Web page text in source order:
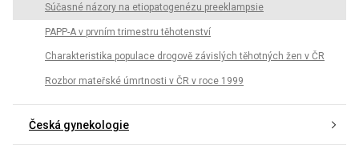
Súčasné názory na etiopatogenézu preeklampsie
PAPP-A v prvním trimestru těhotenství
Charakteristika populace drogově závislých těhotných žen v ČR
Rozbor mateřské úmrtnosti v ČR v roce 1999
Česká gynekologie